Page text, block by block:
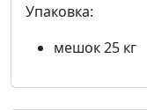
Упаковка:
мешок 25 кг